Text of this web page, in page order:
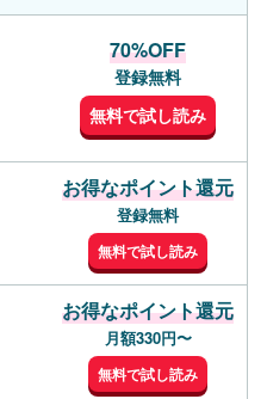
70%OFF
登録無料
無料で試し読み
お得なポイント還元
登録無料
無料で試し読み
お得なポイント還元
月額330円〜
無料で試し読み